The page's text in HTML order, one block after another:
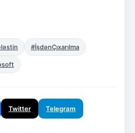
#İşdənÇıxarılma
Twitter Telegram